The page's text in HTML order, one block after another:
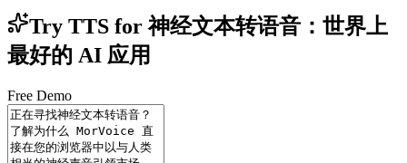
Try TTS for 神经文本转语音：世界上
最好的 AI 应用
Free Demo